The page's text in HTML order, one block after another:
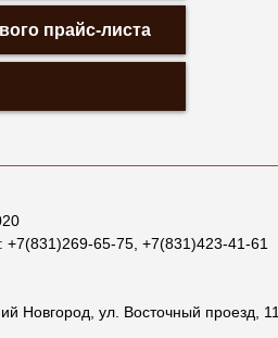
прайс-листа
+7(831)269-65-75 +7(831)423-41-61
Новгород ул. Восточный проезд, 11